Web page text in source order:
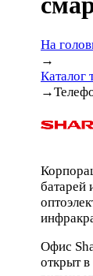
На
→
Каталог
→
батарей
Офис
открыт